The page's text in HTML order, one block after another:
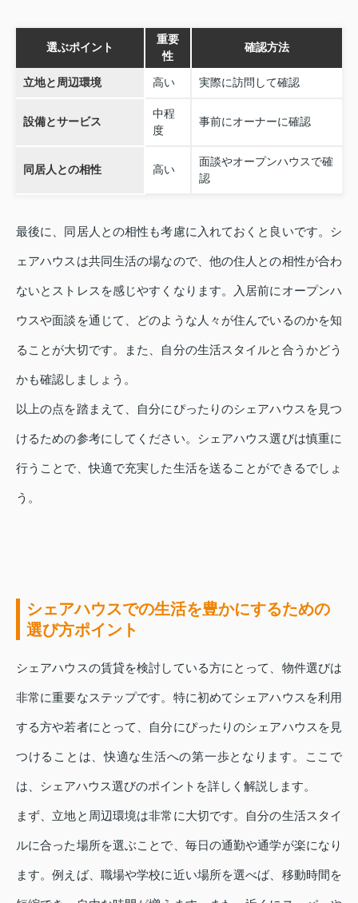
選ぶポイント
重要
性
確認方法
立地と周辺環境 高い 実際に訪問して確認
設備とサービス
中程
度
事前にオーナーに確認
同居人との相性 高い
面談やオープンハウスで確
認
最後に、同居人との相性も考慮に入れておくと良いです。シ
ェアハウスは共同生活の場なので、他の住人との相性が合わ
ないとストレスを感じやすくなります。入居前にオープンハ
ウスや面談を通じて、どのような人々が住んでいるのかを知
ることが大切です。また、自分の生活スタイルと合うかどう
かも確認しましょう。
以上の点を踏まえて、自分にぴったりのシェアハウスを見つ
けるための参考にしてください。シェアハウス選びは慎重に
行うことで、快適で充実した生活を送ることができるでしょ
う。
シェアハウスでの生活を豊かにするための
選び方ポイント
シェアハウスの賃貸を検討している方にとって、物件選びは
非常に重要なステップです。特に初めてシェアハウスを利用
する方や若者にとって、自分にぴったりのシェアハウスを見
つけることは、快適な生活への第一歩となります。ここで
は、シェアハウス選びのポイントを詳しく解説します。
まず、立地と周辺環境は非常に大切です。自分の生活スタイ
ルに合った場所を選ぶことで、毎日の通勤や通学が楽になり
ます。例えば、職場や学校に近い場所を選べば、移動時間を